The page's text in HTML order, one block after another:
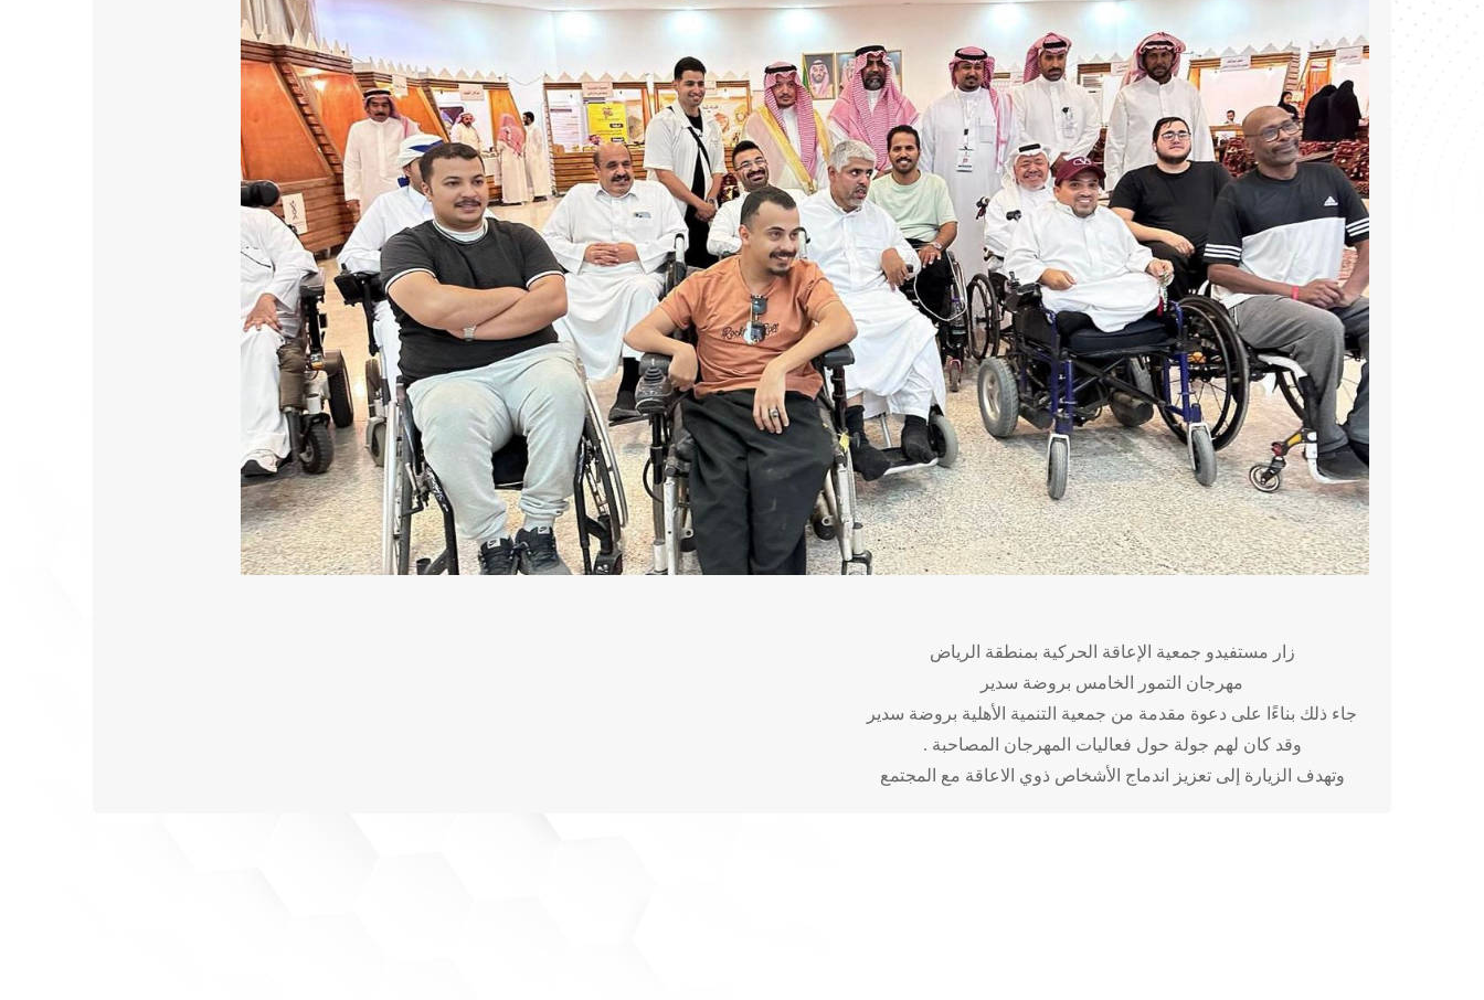
زار مستفيدو جمعية الإعاقة الحركية بمنطقة الرياض
مهرجان التمور الخامس بروضة سدير
جاء ذلك بناءًا على دعوة مقدمة من جمعية التنمية الأهلية بروضة سدير
وقد كان لهم جولة حول فعاليات المهرجان المصاحبة .
وتهدف الزيارة إلى تعزيز اندماج الأشخاص ذوي الاعاقة مع المجتمع